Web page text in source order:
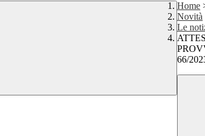
Home
Novità
Le
66/